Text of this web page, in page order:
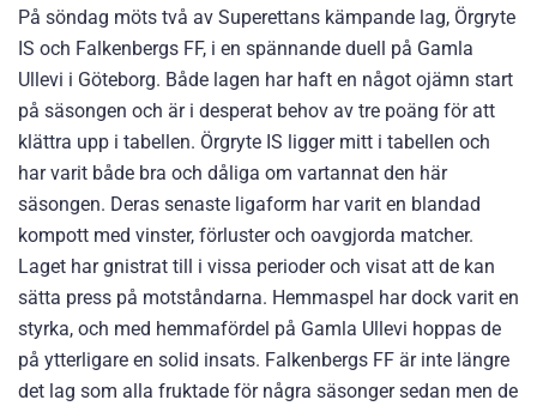
På söndag möts två av Superettans kämpande lag, Örgryte
IS och Falkenbergs FF, i en spännande duell på Gamla
Ullevi i Göteborg. Både lagen har haft en något ojämn start
på säsongen och är i desperat behov av tre poäng för att
klättra upp i tabellen. Örgryte IS ligger mitt i tabellen och
har varit både bra och dåliga om vartannat den här
säsongen. Deras senaste ligaform har varit en blandad
kompott med vinster, förluster och oavgjorda matcher.
Laget har gnistrat till i vissa perioder och visat att de kan
sätta press på motståndarna. Hemmaspel har dock varit en
styrka, och med hemmafördel på Gamla Ullevi hoppas de
på ytterligare en solid insats. Falkenbergs FF är inte längre
det lag som alla fruktade för några säsonger sedan men de